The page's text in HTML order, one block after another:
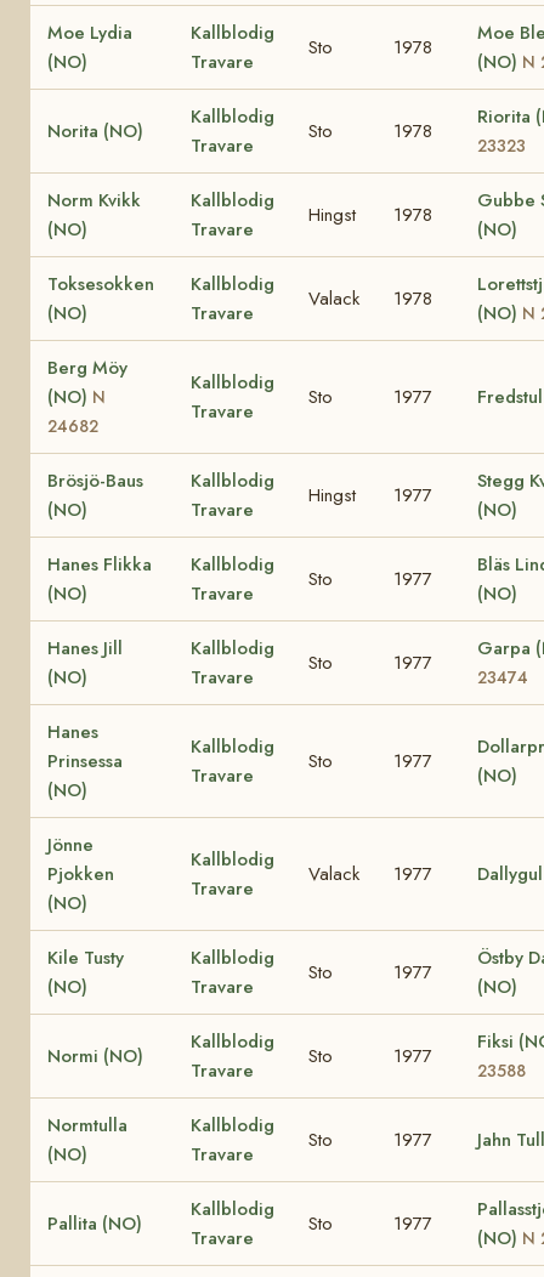
Moe Lydia
(NO)
Kallblodig
Travare
Sto 1978
Moe
(NO) N
Norita (NO)
Kallblodig
Travare
Sto 1978
Riorita
23323
Norm Kvikk
(NO)
Kallblodig
Travare
Hingst 1978
Gubbe
(NO)
Toksesokken
(NO)
Kallblodig
Travare
Valack 1978
(NO) N
Berg Möy
(NO) N
24682
Kallblodig
Travare
Sto 1977
Brösjö-Baus
(NO)
Kallblodig
Travare
Hingst 1977
Stegg
(NO)
Hanes Flikka
(NO)
Kallblodig
Travare
Sto 1977
Bläs
(NO)
Hanes Jill
(NO)
Kallblodig
Travare
Sto 1977
Garpa
23474
Hanes
Prinsessa
(NO)
Kallblodig
Travare
Sto 1977
(NO)
Jönne
Pjokken
(NO)
Kallblodig
Travare
Valack 1977
Kile Tusty
(NO)
Kallblodig
Travare
Sto 1977
Östby
(NO)
Normi (NO)
Kallblodig
Travare
Sto 1977
Fiksi
23588
Normtulla
(NO)
Kallblodig
Travare
Sto 1977 Jahn
Pallita (NO)
Kallblodig
Travare
Sto 1977
(NO) N